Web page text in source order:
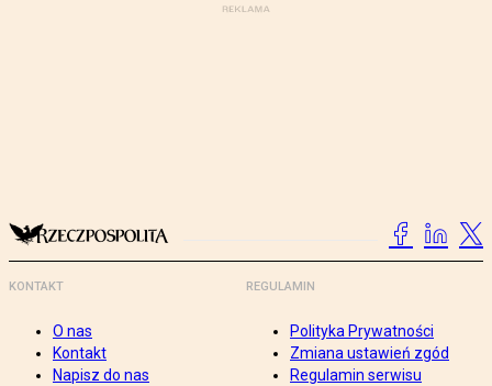
KONTAKT
O nas
Kontakt
Napisz do nas
REGULAMIN
Polityka Prywatności
Zmiana ustawień zgód
Regulamin serwisu